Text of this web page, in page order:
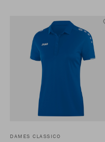
DAMES CLASSICO